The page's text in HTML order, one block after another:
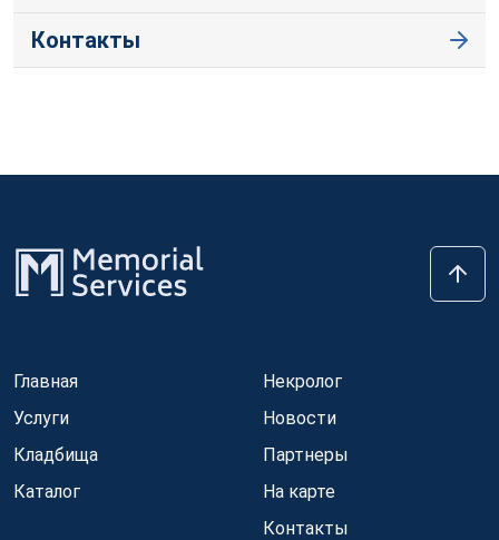
Контакты
Главная
Услуги
Кладбища
Каталог
Некролог
Новости
Партнеры
На карте
Контакты